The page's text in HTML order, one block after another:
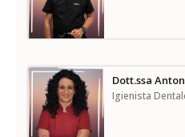
Dott.ssa
Igienista